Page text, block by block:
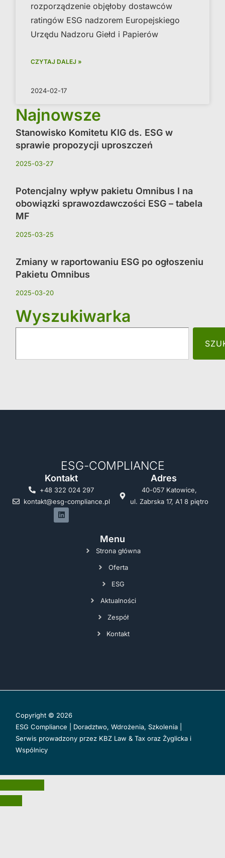
rozporządzenie objęłoby dostawców
ratingów ESG nadzorem Europejskiego
Urzędu Nadzoru Giełd i Papierów
CZYTAJ DALEJ »
2024-02-17
Najnowsze
Stanowisko Komitetu KIG ds. ESG w
sprawie propozycji uproszczeń
2025-03-27
Potencjalny wpływ pakietu Omnibus I na
obowiązki sprawozdawczości ESG – tabela
MF
2025-03-25
Zmiany w raportowaniu ESG po ogłoszeniu
Pakietu Omnibus
2025-03-20
Wyszukiwarka
ESG-COMPLIANCE
Kontakt
+48 322 024 297
kontakt@esg-compliance.pl
Adres
40-057 Katowice,
ul. Zabrska 17, A1 8 piętro
Menu
Strona główna
Oferta
ESG
Aktualności
Zespół
Kontakt
Copyright © 2026
ESG Compliance | Doradztwo, Wdrożenia, Szkolenia |
Serwis prowadzony przez KBZ Law & Tax oraz Żyglicka i
Wspólnicy